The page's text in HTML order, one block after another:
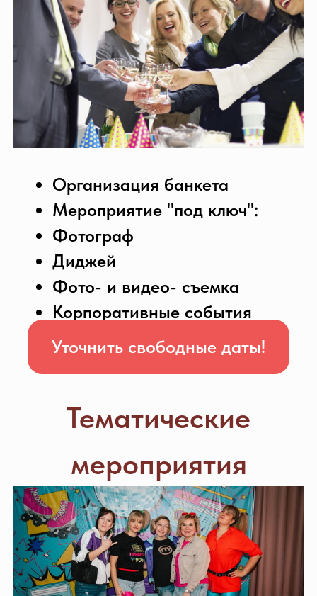
Малый зал
состязаний, как по установленным
по всему залу телевизорам, так и на
большом выдвижном экране. Здесь
можно расположиться на удобных
стульях или мягких диванах.
Малый зал для уединенных
в классическом стиле
описание зала: